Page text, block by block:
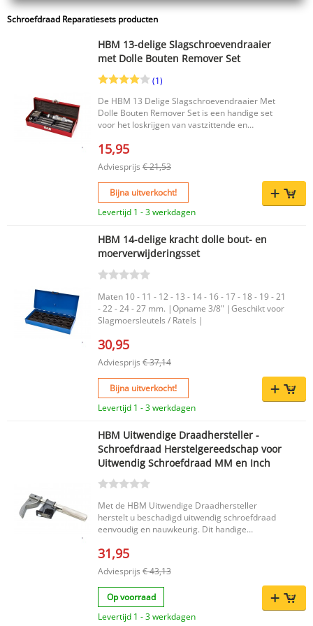
Schroefdraad Reparatiesets producten
HBM 13-delige Slagschroevendraaier
met Dolle Bouten Remover Set
(1)
De HBM 13 Delige Slagschroevendraaier Met
Dolle Bouten Remover Set is een handige set
voor het loskrijgen van vastzittende en
roest en slijtage het werk bemoeilijken, biedt
deze set een praktische oplossing. Dankzij de
verschillende gereedschappen in de set heb je
alles bij de hand om snel en doelgericht aan de
slag te gaan. Belangrijkste voordelen Geschikt
voor het losmaken van dolgedraaide en
vastzittende bouten Praktische set voor gebruik
in lastige situaties Handig hulpmiddel voor
monteurs en doe-het-zelvers Productkenmerken
Merk: HBM Set: Ja EAN code: 9315939051087
Met deze 13-delige set heb je een betrouwbare
oplossing binnen handbereik wanneer bouten
niet meer los willen komen. Een functionele
aanvulling op elke gereedschapsuitrusting.
15,95
Adviesprijs € 21,53
Bijna uitverkocht!
Levertijd 1 - 3 werkdagen
HBM 14-delige kracht dolle bout- en
moerverwijderingsset
Maten 10 - 11 - 12 - 13 - 14 - 16 - 17 - 18 - 19 - 21
- 22 - 24 - 27 mm. |Opname 3/8" |Geschikt voor
Slagmoersleutels / Ratels |
30,95
Adviesprijs € 37,14
Bijna uitverkocht!
Levertijd 1 - 3 werkdagen
HBM Uitwendige Draadhersteller -
Schroefdraad Herstelgereedschap voor
Uitwendig Schroefdraad MM en Inch
Met de HBM Uitwendige Draadhersteller
herstelt u beschadigd uitwendig schroefdraad
eenvoudig en nauwkeurig. Dit handige
als inch schroefdraad en kan bovendien worden
schroefdraadverbindingen. Dankzij het brede
toepassingsbereik is dit een praktische oplossing
voor uiteenlopende herstelwerkzaamheden.
Belangrijkste voordelen Geschikt voor het
31,95
Adviesprijs € 43,13
Op voorraad
Levertijd 1 - 3 werkdagen